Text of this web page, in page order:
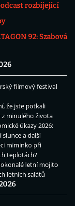
rozbíjející
92: Szabová
filmový festival
že jste potkali
z minulého života
úkazy 2026:
slunce a další
miminko při
teplotách?
letní mojito
letních salátů